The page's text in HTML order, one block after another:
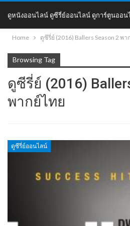
ดูหนังออนไลน์ ดูซีรี่ย์ออนไลน์ ดูการ์ตูนออนไ
DoDoNung
Home ดูซีรี่ย์ (2016) Ballers Season 2 พา
Browsing Tag
ดูซีรี่ย์ (2016)
พากย์ไทย
ดูซีรี่ย์ออนไลน์